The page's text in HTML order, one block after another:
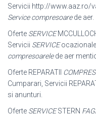
Servicii http://www.aaz.ro/
Service compresoarede aer.
Oferte SERVICE
Servicii SERVICEocazionale
compresoarelede aer
Oferte REPARATII
Cumparari, Servicii
si anunturi.
Oferte SERVICESTERN